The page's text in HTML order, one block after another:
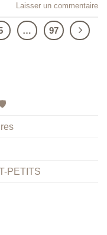
Laisser un commentaire
… 97
PETITS